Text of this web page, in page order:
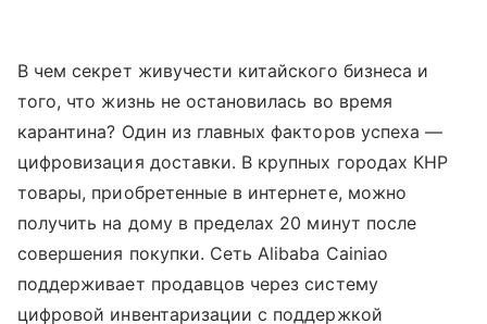
В чем секрет живучести китайского бизнеса и
того, что жизнь не остановилась во время
карантина? Один из главных факторов успеха —
цифровизация доставки. В крупных городах КНР
товары, приобретенные в интернете, можно
получить на дому в пределах 20 минут после
совершения покупки. Сеть Alibaba Cainiao
поддерживает продавцов через систему
цифровой инвентаризации с поддержкой